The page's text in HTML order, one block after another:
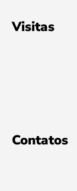
Visitas
Contatos